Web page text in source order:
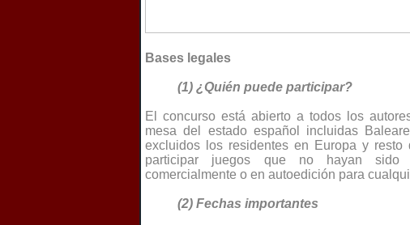
Bases legales
(1) ¿Quién puede participar?
El concurso está abierto a todos los
mesa del estado español incluidas
excluidos los residentes en Europa y resto
participar juegos que no hayan sido
comercialmente o en autoedición para
(2) Fechas importantes